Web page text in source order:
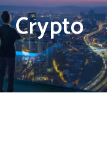
Crypto